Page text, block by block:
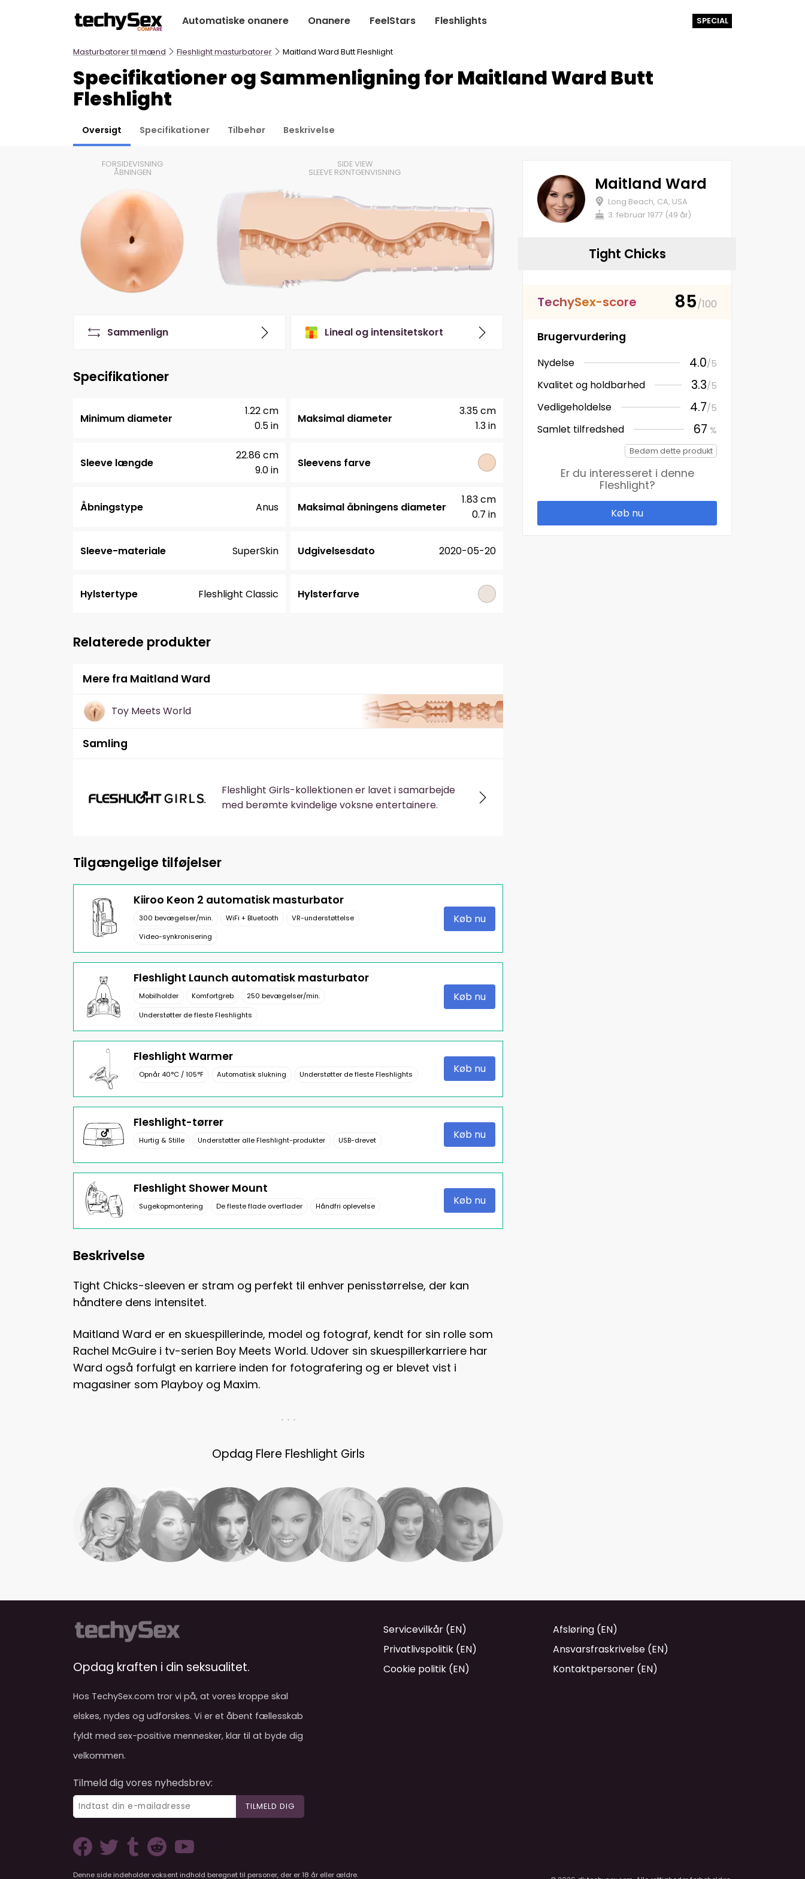
Automatiske onanere Onanere FeelStars Fleshlights SPECIAL
Masturbatorer til mænd Fleshlight masturbatorer Maitland Ward Butt Fleshlight
Specifikationer og Sammenligning for Maitland Ward Butt
Fleshlight
Oversigt Specifikationer Tilbehør Beskrivelse
FORSIDEVISNING
ÅBNINGEN
SIDE VIEW
SLEEVE RØNTGENVISNING
Sammenlign Lineal og intensitetskort
Specifikationer
Minimum diameter
0.5 in
1.22 cm
Maksimal diameter
1.3 in
3.35 cm
Sleeve længde
9.0 in
22.86 cm
Sleevens farve
Åbningstype Anus Maksimal åbningens diameter
0.7 in
1.83 cm
Sleeve-materiale SuperSkin Udgivelsesdato 2020-05-20
Hylstertype Fleshlight Classic Hylsterfarve
Relaterede produkter
Mere fra Maitland Ward
Toy Meets World
Samling
Fleshlight Girls-kollektionen er lavet i samarbejde
med berømte kvindelige voksne entertainere.
Tilgængelige tilføjelser
Kiiroo Keon 2 automatisk masturbator
300 bevægelser/min. WiFi + Bluetooth
VR-understøttelse
Video-synkronisering
Køb nu
Fleshlight Launch automatisk masturbator
Mobilholder Komfortgreb
250 bevægelser/min.
Understøtter de fleste Fleshlights
Køb nu
Fleshlight Warmer
Opnår 40°C / 105°F Automatisk slukning Understøtter de fleste Fleshlights Køb nu
Fleshlight-tørrer
Hurtig & Stille Understøtter alle Fleshlight-produkter USB-drevet Køb nu
Fleshlight Shower Mount
Sugekopmontering De fleste flade overflader Håndfri oplevelse Køb nu
Beskrivelse
Tight Chicks-sleeven er stram og perfekt til enhver penisstørrelse, der kan
håndtere dens intensitet.
Maitland Ward er en skuespillerinde, model og fotograf, kendt for sin rolle som
Rachel McGuire i tv-serien Boy Meets World. Udover sin skuespillerkarriere har
Ward også forfulgt en karriere inden for fotografering og er blevet vist i
magasiner som Playboy og Maxim.
. . .
Opdag Flere Fleshlight Girls
Maitland Ward
Long Beach, CA, USA
3. februar 1977 (49 år)
Tight Chicks
TechySex-score 85/100
Brugervurdering
Nydelse 4.0/5
Kvalitet og holdbarhed 3.3/5
Vedligeholdelse 4.7/5
Samlet tilfredshed 67 %
Bedøm dette produkt
Er du interesseret i denne
Fleshlight?
Køb nu
Opdag kraften i din seksualitet.
Hos TechySex.com tror vi på, at vores kroppe skal
elskes, nydes og udforskes. Vi er et åbent fællesskab
fyldt med sex-positive mennesker, klar til at byde dig
velkommen.
Tilmeld dig vores nyhedsbrev:
TILMELD DIG
Denne side indeholder voksent indhold beregnet til personer, der er 18 år eller ældre.
Servicevilkår (EN)
Privatlivspolitik (EN)
Cookie politik (EN)
Afsløring (EN)
Ansvarsfraskrivelse (EN)
Kontaktpersoner (EN)